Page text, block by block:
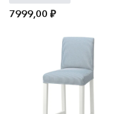
7999,00₽